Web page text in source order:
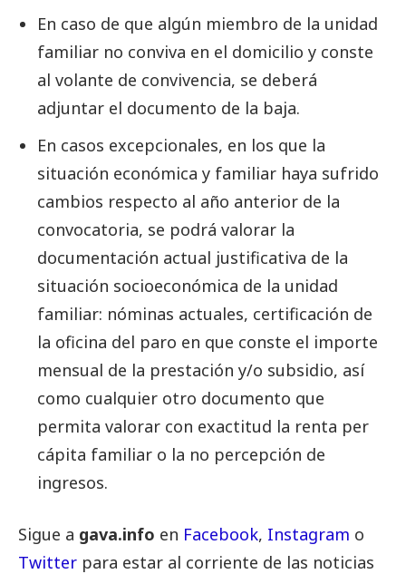
En caso de que algún miembro de la unidad
familiar no conviva en el domicilio y conste
al volante de convivencia, se deberá
adjuntar el documento de la baja.
En casos excepcionales, en los que la
situación económica y familiar haya sufrido
cambios respecto al año anterior de la
convocatoria, se podrá valorar la
documentación actual justificativa de la
situación socioeconómica de la unidad
familiar: nóminas actuales, certificación de
la oficina del paro en que conste el importe
mensual de la prestación y/o subsidio, así
como cualquier otro documento que
permita valorar con exactitud la renta per
cápita familiar o la no percepción de
ingresos.
Sigue a gava.info en Facebook, Instagram o
Twitter para estar al corriente de las noticias